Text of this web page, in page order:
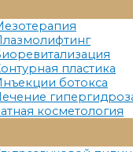
Меню
пластика
ботокса
косметология
Меню